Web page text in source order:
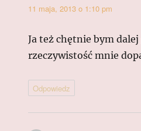
11 maja, 2013 o 1:10 pm
Ja też chętnie bym
rzeczywistość mnie
Odpowiedz